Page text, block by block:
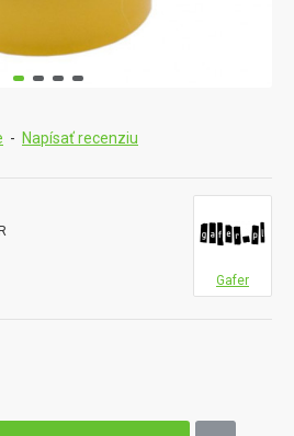
- Napísať recenziu
Gafer